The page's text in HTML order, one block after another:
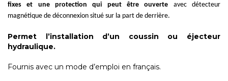
fixes et une protection qui peut être ouverte avec détecteur
magnétique de déconnexion situé sur la part de derrière.
Permet l’installation d’un coussin ou éjecteur
hydraulique.
Fournis avec un mode d’emploi en français.